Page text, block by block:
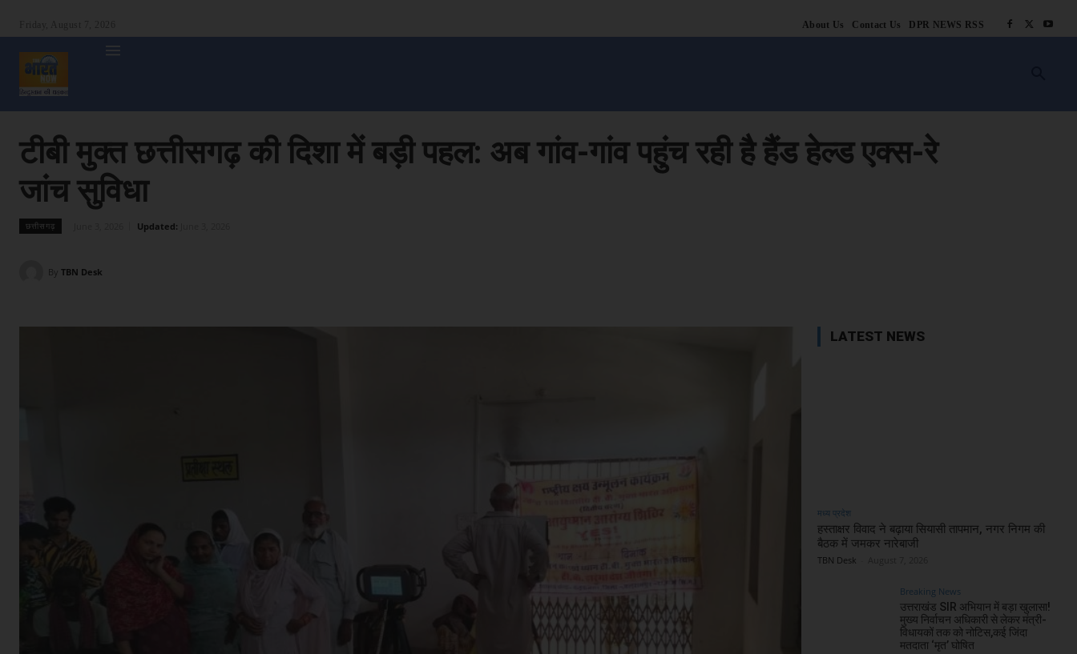
About Us Contact Us DPR NEWS RSS
टीबी मुक्त छत्तीसगढ़ की दिशा में बड़ी पहल: अब गांव-गांव पहुंच रही है हैंड हेल्ड एक्स-रे
जांच सुविधा
छत्तीसगढ़ Updated:
By TBN Desk
LATEST NEWS
मध्य प्रदेश
हस्ताक्षर विवाद ने बढ़ाया सियासी तापमान, नगर निगम की
बैठक में जमकर नारेबाजी
TBN Desk
Breaking News
उत्तराखंड SIR अभियान में बड़ा खुलासा!
मुख्य निर्वाचन अधिकारी से लेकर मंत्री-
विधायकों तक को नोटिस,कई जिंदा
मतदाता ‘मृत’ घोषित